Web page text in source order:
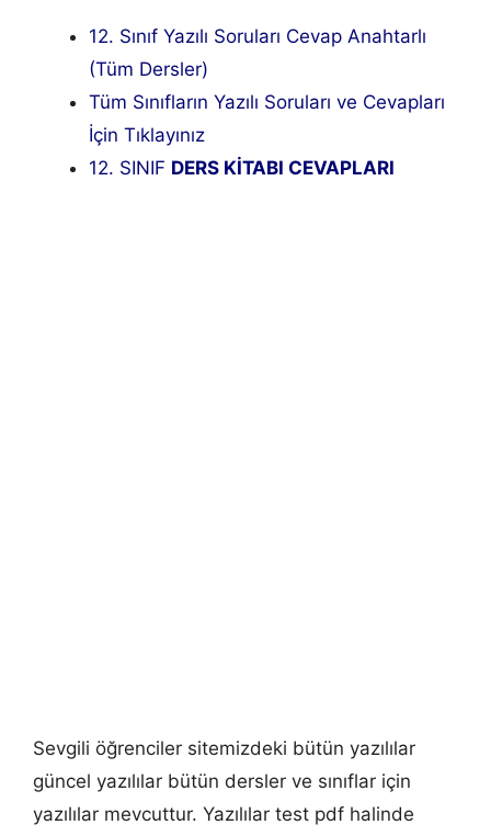
12. Sınıf Yazılı Soruları Cevap Anahtarlı
(Tüm Dersler)
Tüm Sınıfların Yazılı Soruları ve Cevapları
İçin Tıklayınız
12. SINIF DERS KİTABI CEVAPLARI
Sevgili öğrenciler sitemizdeki bütün yazılılar
güncel yazılılar bütün dersler ve sınıflar için
yazılılar mevcuttur. Yazılılar test pdf halinde